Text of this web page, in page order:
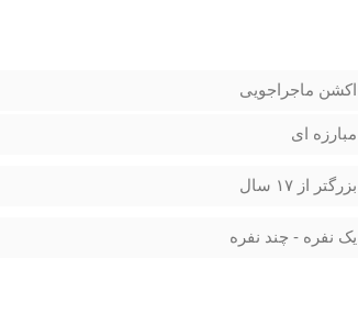
اکشن ماجراجویی
مبارزه ای
بزرگتر از ۱۷ سال
یک نفره - چند نفره